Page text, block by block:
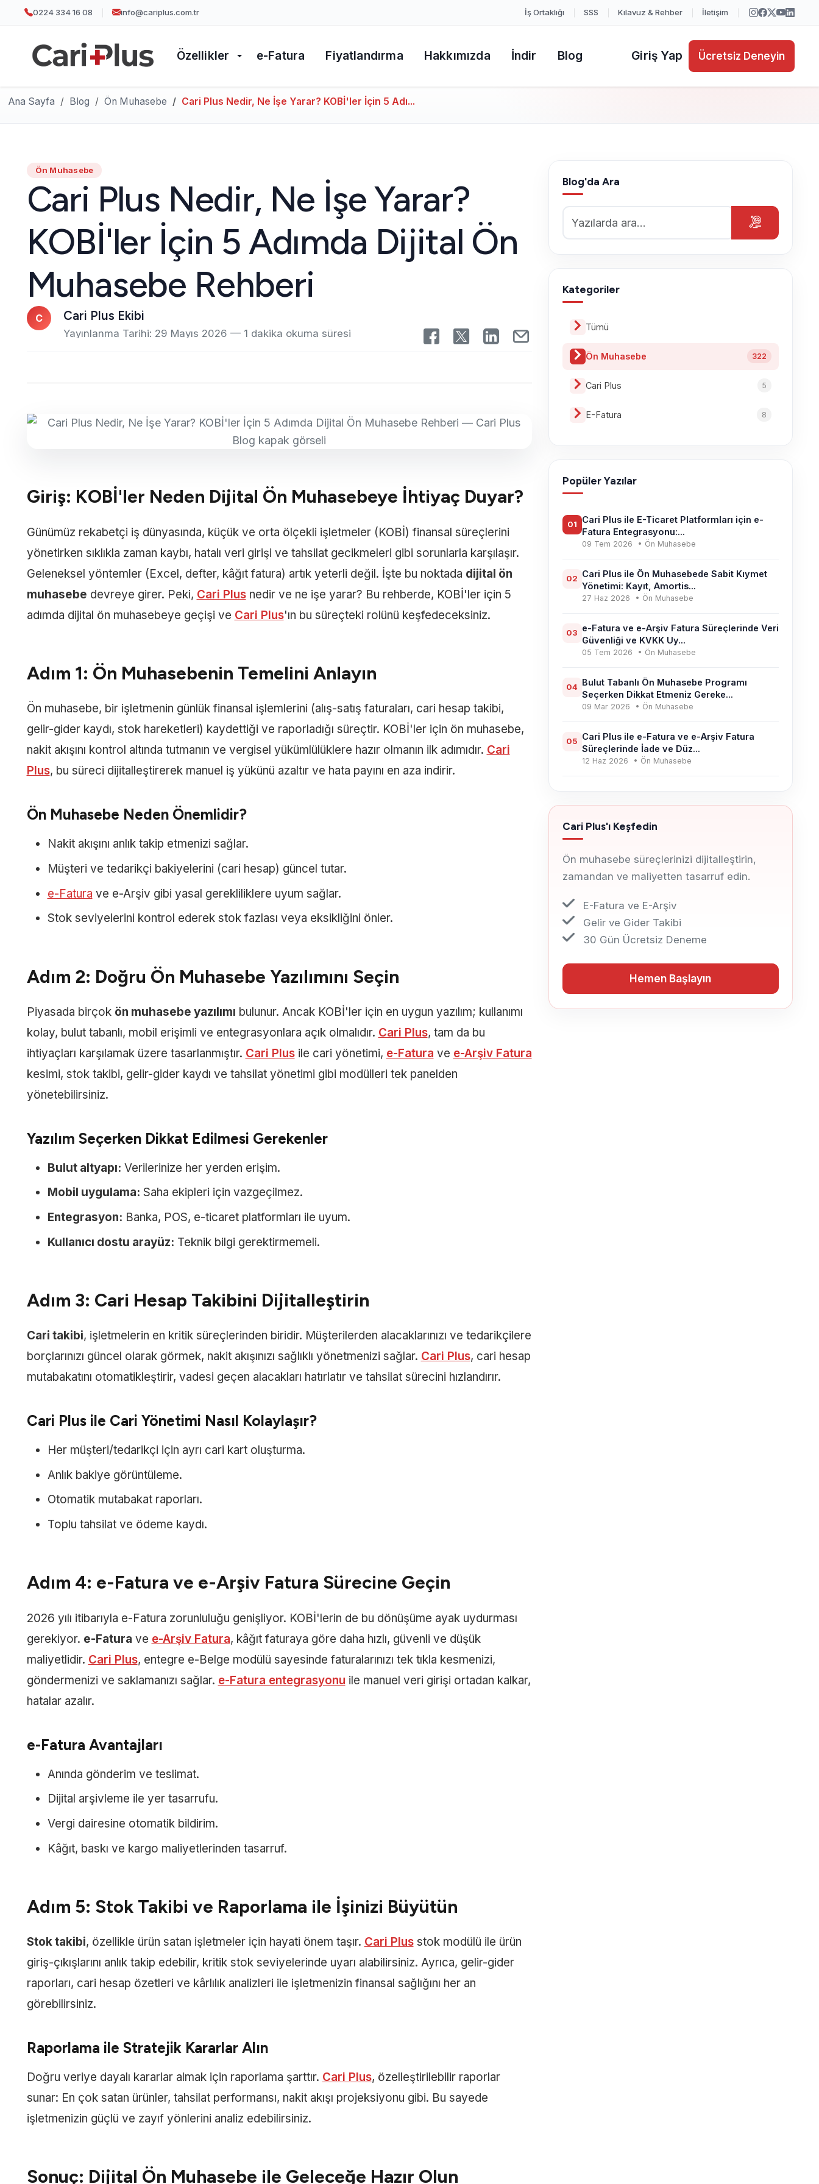
0224 334 16 08 info@cariplus.com.tr İş Ortaklığı SSS Kılavuz & Rehber İletişim
Özellikler e-Fatura Fiyatlandırma Hakkımızda İndir Blog Giriş Yap Ücretsiz Deneyin
Ana Sayfa Blog Ön Muhasebe Cari Plus Nedir, Ne İşe Yarar? KOBİ'ler İçin 5 Adı...
Ön Muhasebe
Cari Plus Nedir, Ne İşe Yarar?
KOBİ'ler İçin 5 Adımda Dijital Ön
Muhasebe Rehberi
C Cari Plus Ekibi
Yayınlanma Tarihi: 29 Mayıs 2026 — 1 dakika okuma süresi
Giriş: KOBİ'ler Neden Dijital Ön Muhasebeye İhtiyaç Duyar?
Günümüz rekabetçi iş dünyasında, küçük ve orta ölçekli işletmeler (KOBİ) finansal süreçlerini
yönetirken sıklıkla zaman kaybı, hatalı veri girişi ve tahsilat gecikmeleri gibi sorunlarla karşılaşır.
Geleneksel yöntemler (Excel, defter, kâğıt fatura) artık yeterli değil. İşte bu noktada dijital ön
muhasebe devreye girer. Peki, Cari Plusnedir ve ne işe yarar? Bu rehberde, KOBİ'ler için 5
adımda dijital ön muhasebeye geçişi ve Cari Plus'ın bu süreçteki rolünü keşfedeceksiniz.
Adım 1: Ön Muhasebenin Temelini Anlayın
Ön muhasebe, bir işletmenin günlük finansal işlemlerini (alış-satış faturaları, cari hesap takibi,
gelir-gider kaydı, stok hareketleri) kaydettiği ve raporladığı süreçtir. KOBİ'ler için ön muhasebe,
nakit akışını kontrol altında tutmanın ve vergisel yükümlülüklere hazır olmanın ilk adımıdır. Cari
Plus, bu süreci dijitalleştirerek manuel iş yükünü azaltır ve hata payını en aza indirir.
Ön Muhasebe Neden Önemlidir?
Nakit akışını anlık takip etmenizi sağlar.
Müşteri ve tedarikçi bakiyelerini (cari hesap) güncel tutar.
e-Fatura ve e-Arşiv gibi yasal gerekliliklere uyum sağlar.
Stok seviyelerini kontrol ederek stok fazlası veya eksikliğini önler.
Adım 2: Doğru Ön Muhasebe Yazılımını Seçin
Piyasada birçok ön muhasebe yazılımı bulunur. Ancak KOBİ'ler için en uygun yazılım; kullanımı
kolay, bulut tabanlı, mobil erişimli ve entegrasyonlara açık olmalıdır. Cari Plus, tam da bu
ihtiyaçları karşılamak üzere tasarlanmıştır. Cari Plusile cari yönetimi, e-Fatura ve e-Arşiv Fatura
kesimi, stok takibi, gelir-gider kaydı ve tahsilat yönetimi gibi modülleri tek panelden
yönetebilirsiniz.
Yazılım Seçerken Dikkat Edilmesi Gerekenler
Bulut altyapı: Verilerinize her yerden erişim.
Mobil uygulama: Saha ekipleri için vazgeçilmez.
Entegrasyon: Banka, POS, e-ticaret platformları ile uyum.
Kullanıcı dostu arayüz: Teknik bilgi gerektirmemeli.
Adım 3: Cari Hesap Takibini Dijitalleştirin
Cari takibi, işletmelerin en kritik süreçlerinden biridir. Müşterilerden alacaklarınızı ve tedarikçilere
borçlarınızı güncel olarak görmek, nakit akışınızı sağlıklı yönetmenizi sağlar. Cari Plus, cari hesap
mutabakatını otomatikleştirir, vadesi geçen alacakları hatırlatır ve tahsilat sürecini hızlandırır.
Cari Plus ile Cari Yönetimi Nasıl Kolaylaşır?
Her müşteri/tedarikçi için ayrı cari kart oluşturma.
Anlık bakiye görüntüleme.
Otomatik mutabakat raporları.
Toplu tahsilat ve ödeme kaydı.
Adım 4: e-Fatura ve e-Arşiv Fatura Sürecine Geçin
2026 yılı itibarıyla e-Fatura zorunluluğu genişliyor. KOBİ'lerin de bu dönüşüme ayak uydurması
gerekiyor. e-Fatura ve e-Arşiv Fatura, kâğıt faturaya göre daha hızlı, güvenli ve düşük
maliyetlidir. Cari Plus, entegre e-Belge modülü sayesinde faturalarınızı tek tıkla kesmenizi,
göndermenizi ve saklamanızı sağlar. e-Fatura entegrasyonu ile manuel veri girişi ortadan kalkar,
hatalar azalır.
e-Fatura Avantajları
Anında gönderim ve teslimat.
Dijital arşivleme ile yer tasarrufu.
Vergi dairesine otomatik bildirim.
Kâğıt, baskı ve kargo maliyetlerinden tasarruf.
Adım 5: Stok Takibi ve Raporlama ile İşinizi Büyütün
Stok takibi, özellikle ürün satan işletmeler için hayati önem taşır. Cari Plusstok modülü ile ürün
giriş-çıkışlarını anlık takip edebilir, kritik stok seviyelerinde uyarı alabilirsiniz. Ayrıca, gelir-gider
raporları, cari hesap özetleri ve kârlılık analizleri ile işletmenizin finansal sağlığını her an
görebilirsiniz.
Raporlama ile Stratejik Kararlar Alın
Doğru veriye dayalı kararlar almak için raporlama şarttır. Cari Plus, özelleştirilebilir raporlar
sunar: En çok satan ürünler, tahsilat performansı, nakit akışı projeksiyonu gibi. Bu sayede
işletmenizin güçlü ve zayıf yönlerini analiz edebilirsiniz.
Sonuç: Dijital Ön Muhasebe ile Geleceğe Hazır Olun
Blog'da Ara
Kategoriler
Tümü
Ön Muhasebe 322
Cari Plus 5
E-Fatura 8
Popüler Yazılar
01 Cari Plus ile E-Ticaret Platformları için e-
Fatura Entegrasyonu:...
09 Tem 2026 • Ön Muhasebe
02 Cari Plus ile Ön Muhasebede Sabit Kıymet
Yönetimi: Kayıt, Amortis...
27 Haz 2026 • Ön Muhasebe
03 e-Fatura ve e-Arşiv Fatura Süreçlerinde Veri
Güvenliği ve KVKK Uy...
05 Tem 2026 • Ön Muhasebe
04 Bulut Tabanlı Ön Muhasebe Programı
Seçerken Dikkat Etmeniz Gereke...
09 Mar 2026 • Ön Muhasebe
05 Cari Plus ile e-Fatura ve e-Arşiv Fatura
Süreçlerinde İade ve Düz...
12 Haz 2026 • Ön Muhasebe
Cari Plus'ı Keşfedin
Ön muhasebe süreçlerinizi dijitalleştirin,
zamandan ve maliyetten tasarruf edin.
E-Fatura ve E-Arşiv
Gelir ve Gider Takibi
30 Gün Ücretsiz Deneme
Hemen Başlayın